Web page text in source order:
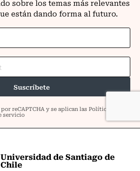
Universidad de Santiago de
Chile